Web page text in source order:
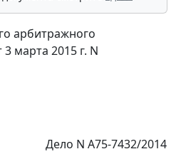
арбитражного
марта 2015 г. N
Дело N А75-7432/2014